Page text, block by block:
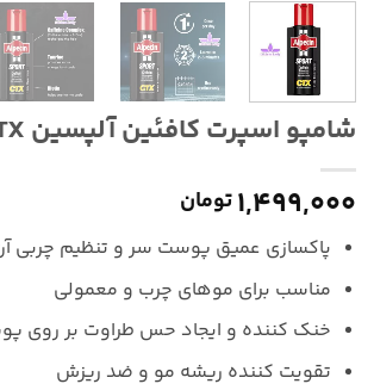
شامپو اسپرت کافئین آلپسین CTX
۱,۴۹۹,۰۰۰تومان
پاکسازی عمیق پوست سر و تنظیم چربی
مناسب برای موهای چرب و معمولی
خنک کننده و ایجاد حس طراوت بر روی
تقویت کننده ریشه مو و ضد ریزش